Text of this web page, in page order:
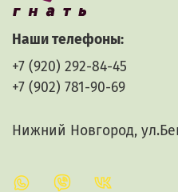
Наши телефоны:
+7 (920) 292-84-45
+7 (902) 781-90-69
Нижний Новгород,